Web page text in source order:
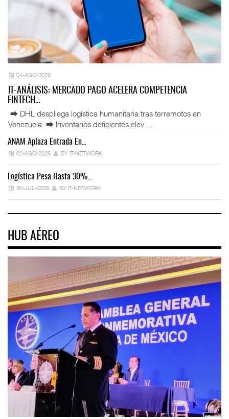
04-AGO-2026
IT-ANÁLISIS: MERCADO PAGO ACELERA COMPETENCIA
FINTECH…
⮕ DHL despliega logística humanitaria tras terremotos en
Venezuela ⮕ Inventarios deficientes elev ...
ANAM Aplaza Entrada En…
02-AGO-2026 BY IT-NETWORK
Logística Pesa Hasta 30%…
30-JUL-2026 BY IT-NETWORK
HUB AÉREO